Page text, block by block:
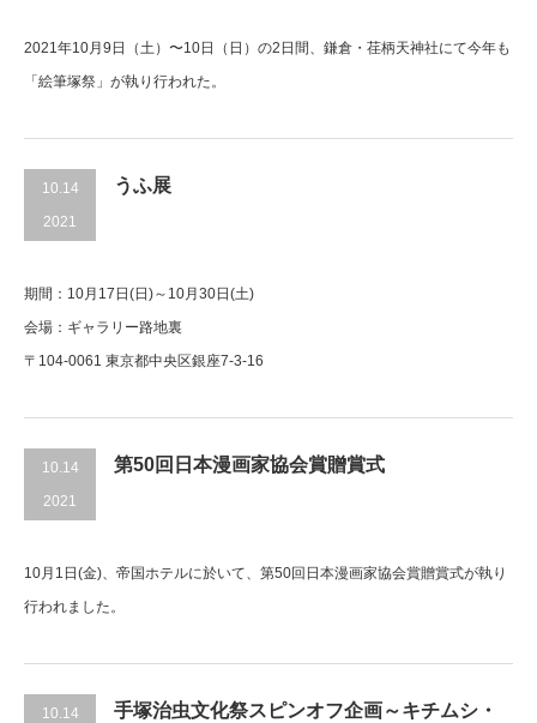
2021年10月9日（土）〜10日（日）の2日間、鎌倉・荏柄天神社にて今年も
「絵筆塚祭」が執り行われた。
10.14
2021
うふ展
期間：10月17日(日)～10月30日(土)
会場：ギャラリー路地裏
〒104-0061 東京都中央区銀座7-3-16
10.14
2021
第50回日本漫画家協会賞贈賞式
10月1日(金)、帝国ホテルに於いて、第50回日本漫画家協会賞贈賞式が執り
行われました。
10.14
手塚治虫文化祭スピンオフ企画～キチムシ・